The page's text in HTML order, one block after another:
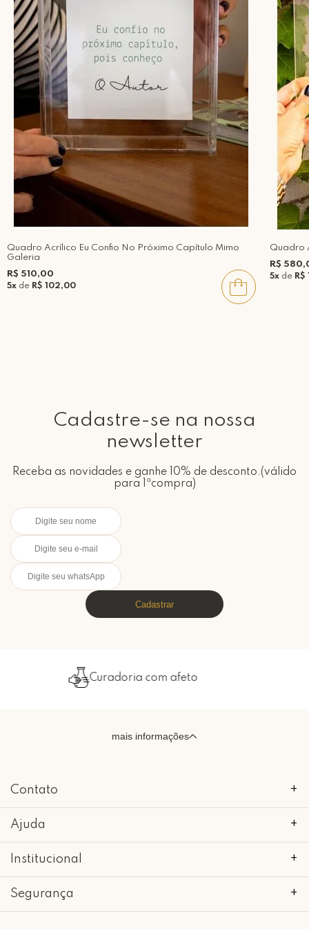
Quadro Acrílico Eu Confio No Próximo Capítulo Mimo
Galeria
R$ 510,00
5x de R$ 102,00
Quadro
R$
5xde R$
Cadastre-se na nossa
newsletter
Receba as novidades e ganhe 10% de desconto.(válido
para 1ªcompra)
Cadastrar
Curadoria com afeto
mais informações
Contato +
Ajuda +
Institucional +
Segurança +